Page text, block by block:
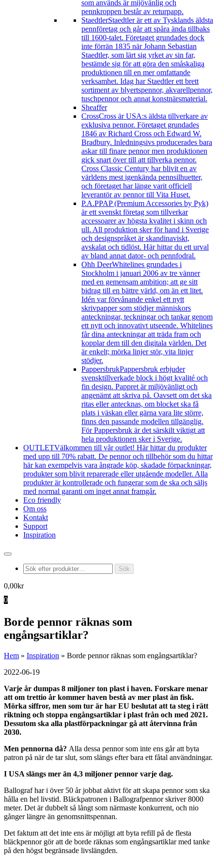
som används är mijövänlig och
pennkroppen består av returpapp.
StaedtlerStaedtler är ett av Tysklands äldsta
pennföretag och går att spåra ända tillbaks
till 1600-talet. Företaget grundades dock
inte förrän 1835 när Johann Sebastian
Staedtler, som lärt sig yrket av sin far,
bestämde sig för att göra den småskaliga
produktionen till en mer omfattande
verksamhet. Idag har Staedtler ett brett
sortiment av blyertspennor, akvarellpennor,
tuschpennor och annat konstnärsmaterial.
Sheaffer
CrossCross är USA:s äldsta tillverkare av
exklusiva pennor. Företaget grundades
1846 av Richard Cross och Edward W.
Bradbury. Inledningsivs producerades bara
askar till finare pennor men produktionen
gick snart över till att tillverka pennor.
Cross Classic Century har blivit en av
världens mest igenkända pennsilhuetter,
och företaget har länge varit officiell
leverantör av pennor till Vita Huset.
P.A.PPAP (Premium Accessories by Pyk)
är ett svenskt företag som tillverkar
accessoarer av högsta kvalitet i skinn och
ull. All produktion sker för hand i Sverige
och designspråket är skandinaviskt,
avskalat och tidlöst. Här hittar du ett urval
av bland annat dator- och pennfodral.
Ohh DeerWhitelines grundades i
Stockholm i januari 2006 av tre vänner
med en gemensam ambition; att ge sitt
bidrag till en bättre värld, om än ett litet.
Idén var förvånande enkel ett nytt
skrivpapper som stödjer människors
anteckningar, teckningar och tankar genom
ett nytt och innovativt utseende. Whitelines
får dina anteckningar att träda fram och
kopplar dem till den digitala världen. Det
är enkelt; mörka linjer stör, vita linjer
stödjer.
PappersbrukPappersbruk erbjuder
svensktillverkade block i högt kvalité och
fin design. Pappret är miljövänligt och
angenämt att skriva på. Oavsett om det ska
ritas eller antecknas, om blocket ska få
plats i väskan eller gärna vara lite större,
finns den passande modellen tillgänglig.
För Pappersbruk är det särskilt viktigt att
hela produktionen sker i Sverige.
OUTLETVälkommen till vår outlet! Här hittar du produkter
med upp till 70% rabatt. De pennor och tillbehör som du hittar
här kan exempelvis vara ångrade köp, skadade förpackningar,
produkter som blivit reparerade eller utgående modeller. Alla
produkter är kontrollerade och fungerar som de ska och säljs
med normal garanti om inget annat framgår.
Eco friendly
Om oss
Kontakt
Support
Inspiration
Produktsökning Sök
0,00kr
0
Borde pennor räknas som
engångsartiklar?
Hem » Inspiration » Borde pennor räknas som engångsartiklar?
2022-06-19
Varje år dumpas 8 miljoner ton plast i haven. Forskare menar
att om trettio år kommer haven bestå av mer plast än fisk.
Mörka siffror, men som tur är har EU beslutat att ta steg i rätt
riktning och stoppa engångsartiklar i plast från och med 2021.
Dessutom ska alla plastförpackningar gå att återvinna från
2030.
Men pennorna då? Alla dessa pennor som inte ens går att byta
patron på när de tar slut, som slängs efter bara ett fåtal användningar.
I USA slängs mer än 4,3 miljoner pennor varje dag.
Ballograf har i över 50 år jobbat aktivt för att skapa pennor som ska
hålla en hel livstid. Bläckpatronen i Ballografpennor skriver 8000
meter. Det är dubbelt så långt som närmaste konkurrent, och nio
gånger längre än genomsnittspennan.
Det faktum att det inte ens är möjligt att byta refill på de flesta
bläckpennor gör att de borde räknas som engångsartiklar med tanke
på den högst begränsade livslängden.